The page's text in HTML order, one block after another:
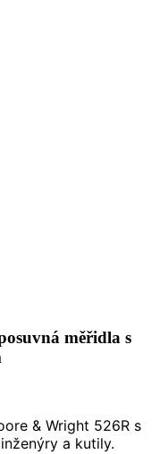
měřidla s
& Wright 526R s
a kutily.